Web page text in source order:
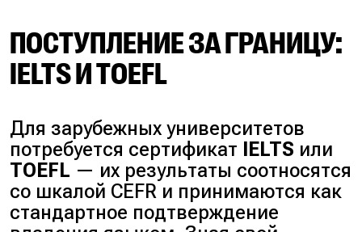
ПОСТУПЛЕНИЕ ЗА ГРАНИЦУ:
IELTS И TOEFL
Для зарубежных университетов
потребуется сертификат
IELTS или
TOEFL — их результаты соотносятся
со шкалой CEFR и принимаются как
стандартное подтверждение